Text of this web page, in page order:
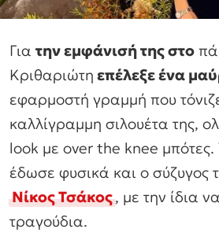
Για την εμφάνισή της στο
Κριθαριώτη επέλεξε ένα
εφαρμοστή γραμμή που
καλλίγραμμη σιλουέτα της,
look με over the knee μπότες.
έδωσε φυσικά και ο σύζυγος
Νίκος Τσάκος, με την ίδια
τραγούδια.